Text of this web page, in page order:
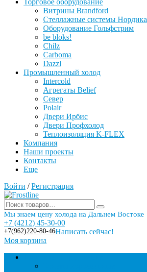
Торговое оборудование
Витрины Brandford
Стеллажные системы Нордика
Оборудование Гольфстрим
be bloks!
Chilz
Carboma
Dazzl
Промышленный холод
Intercold
Агрегаты Belief
Север
Polair
Двери Ирбис
Двери Профхолод
Теплоизоляция K-FLEX
Компания
Наши проекты
Контакты
Еще
Войти / Регистрация
Мы знаем цену холода на Дальнем Востоке
+7 (4212) 45-30-00
+7(962)220-80-46Написать сейчас!
Моя корзина